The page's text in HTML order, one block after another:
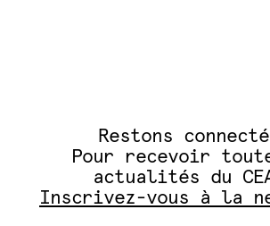
Restons
Pour recevoir
actualités du
Inscrivez-vous à la